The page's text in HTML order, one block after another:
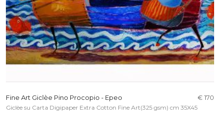
Fine Art Giclèe Pino Procopio - Epeo € 170
Giclèe su Carta Digipaper Extra Cotton Fine Art(325 gsm) cm 35X45